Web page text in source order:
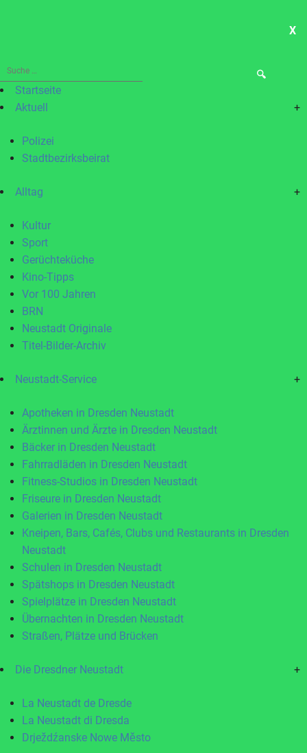
X
Suche
nach:Startseite
Aktuell
+
Polizei
Stadtbezirksbeirat
Alltag +
Kultur
Sport
Gerüchteküche
Kino-Tipps
Vor 100 Jahren
BRN
Neustadt Originale
Titel-Bilder-Archiv
Neustadt-Service +
Apotheken in Dresden Neustadt
Ärztinnen und Ärzte in Dresden Neustadt
Bäcker in Dresden Neustadt
Fahrradläden in Dresden Neustadt
Fitness-Studios in Dresden Neustadt
Friseure in Dresden Neustadt
Galerien in Dresden Neustadt
Kneipen, Bars, Cafés, Clubs und Restaurants in Dresden
Neustadt
Schulen in Dresden Neustadt
Spätshops in Dresden Neustadt
Spielplätze in Dresden Neustadt
Übernachten in Dresden Neustadt
Straßen, Plätze und Brücken
Die Dresdner Neustadt +
La Neustadt de Dresde
La Neustadt di Dresda
Drježdźanske Nowe Město